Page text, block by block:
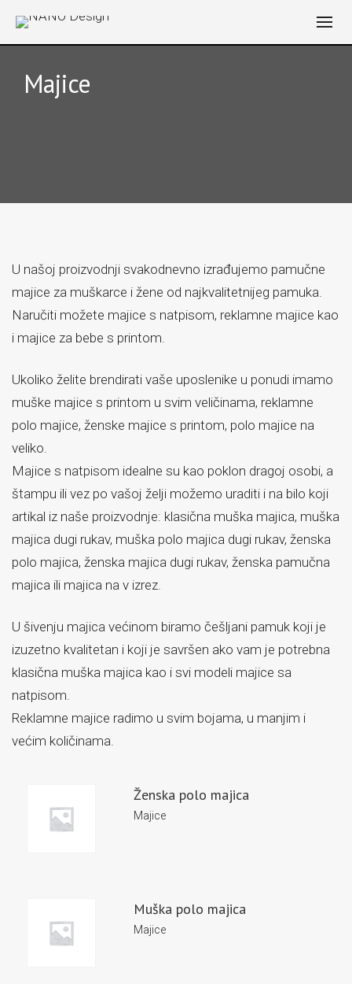
Majice
U našoj proizvodnji svakodnevno izrađujemo pamučne
majice za muškarce i žene od najkvalitetnijeg pamuka.
Naručiti možete majice s natpisom, reklamne majice kao
i majice za bebe s printom.
Ukoliko želite brendirati vaše uposlenike u ponudi imamo
muške majice s printom u svim veličinama, reklamne
polo majice, ženske majice s printom, polo majice na
veliko.
Majice s natpisom idealne su kao poklon dragoj osobi, a
štampu ili vez po vašoj želji možemo uraditi i na bilo koji
artikal iz naše proizvodnje: klasična muška majica, muška
majica dugi rukav, muška polo majica dugi rukav, ženska
polo majica, ženska majica dugi rukav, ženska pamučna
majica ili majica na v izrez.
U šivenju majica većinom biramo češljani pamuk koji je
izuzetno kvalitetan i koji je savršen ako vam je potrebna
klasična muška majica kao i svi modeli majice sa
natpisom.
Reklamne majice radimo u svim bojama, u manjim i
većim količinama.
Ženska polo majica
Majice
Muška polo majica
Majice